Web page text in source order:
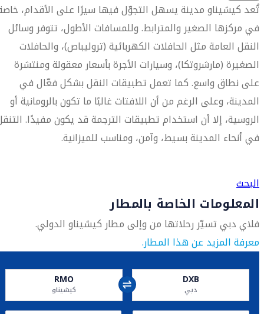
تُعد كيشيناو مدينة يسهل التجوّل فيها سيرًا على الأقدام،
في مركزها الصغير والمترابط. وللمسافات الأطول، تتوفر وسائل
النقل العامة مثل الحافلات الكهربائية (تروليباص)، والحافلات
الصغيرة (مارشروتكا)، وسيارات الأجرة بأسعار معقولة ومنتشرة
على نطاق واسع. كما تعمل تطبيقات النقل بشكل فعّال في
المدينة، وعلى الرغم من أن اللافتات غالبًا ما تكون بالرومانية أو
الروسية، إلا أن استخدام تطبيقات الترجمة قد يكون مفيدًا.
في أنحاء المدينة بسيط، وآمن، ومناسب للميزانية.
البحث
المعلومات الخاصة بالمطار
فلاي دبي تسيّر رحلاتها من وإلى مطار كيشيناو الدولي.
معرفة المزيد عن هذا المطار.
DXB
دبي
RMO
كيشيناو